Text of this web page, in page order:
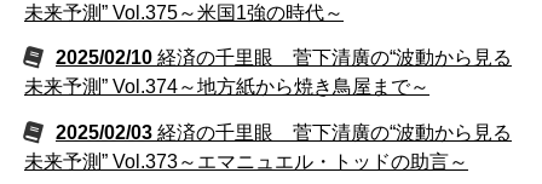
未来予測” Vol.375～米国1強の時代～
2025/02/10 経済の千里眼 菅下清廣の“波動から見る
未来予測” Vol.374～地方紙から焼き鳥屋まで～
2025/02/03 経済の千里眼 菅下清廣の“波動から見る
未来予測” Vol.373～エマニュエル・トッドの助言～